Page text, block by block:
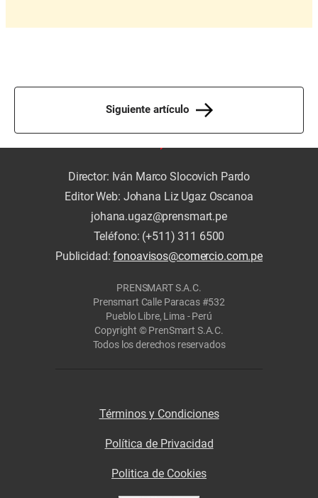
Siguiente artículo
Director: Iván Marco Slocovich Pardo
Editor Web: Johana Liz Ugaz Oscanoa
johana.ugaz@prensmart.pe
Teléfono: (+511) 311 6500
Publicidad:fonoavisos@comercio.com.pe
PRENSMART S.A.C.
Prensmart Calle Paracas #532
Pueblo Libre, Lima - Perú
Copyright © PrenSmart S.A.C.
Todos los derechos reservados
Términos y Condiciones
Política de Privacidad
Politica de Cookies